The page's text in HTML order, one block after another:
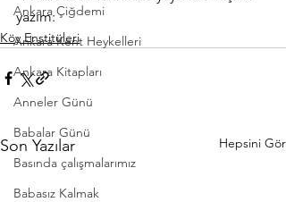
Ankara Çiğdemi
Ankara Kent Heykelleri
Ankara Kitapları
Anneler Günü
Babalar Günü
Basında çalışmalarımız
Babasız Kalmak
yazım:
Köy Enstitüleri
Son Yazılar Hepsini Gör